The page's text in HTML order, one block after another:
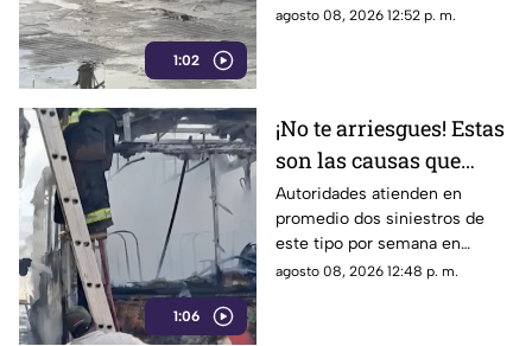
1:02
acumulados en la calle provoca
agosto 08, 2026 12:52 p. m.
1:06
¡No te arriesgues! Estas
son las causas que
provocan incendios en
vehículos
Autoridades atienden en
promedio dos siniestros de
este tipo por semana en
Torreón. La falta de
agosto 08, 2026 12:48 p. m.